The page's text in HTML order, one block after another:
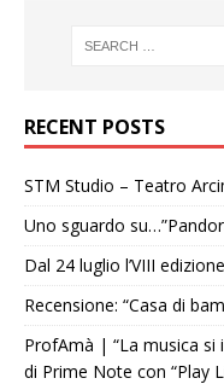
RECENT POSTS
STM Studio – Teatro
Uno sguardo
Dal 24 luglio l’VIII
Recensione: “Casa di
ProfAmà | “La musica si
di Prime Note con “Play